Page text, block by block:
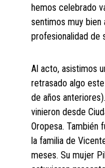
hemos celebrado
sentimos muy bien
profesionalidad de
Al acto, asistimos
retrasado algo
de años
vinieron desde
Oropesa. También
la familia de
meses. Su mujer